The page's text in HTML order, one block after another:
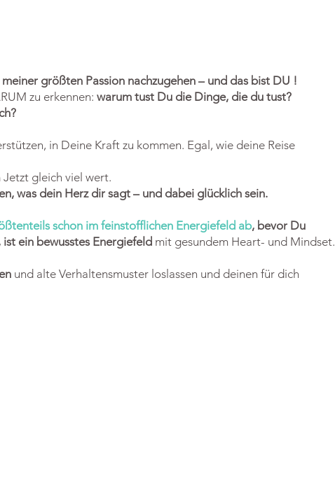
meiner größten Passion nachzugehen – und das bist DU !
zu erkennen: warum tust Du die Dinge, die du tust?
in Deine Kraft zu kommen. Egal, wie deine Reise
gleich viel wert.
was dein Herz dir sagt – und dabei glücklich sein.
schon im feinstofflichen Energiefeld ab, bevor Du
ein bewusstes Energiefeld mit gesundem Heart- und Mindset.
und alte Verhaltensmuster loslassen und deinen für dich